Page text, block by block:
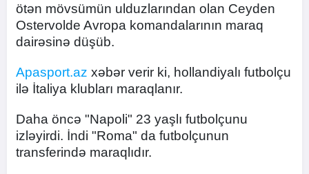
ötən mövsümün ulduzlarından olan Ceyden
Ostervolde Avropa komandalarının maraq
dairəsinə düşüb.
Apasport.az xəbər verir ki, hollandiyalı futbolçu
ilə İtaliya klubları maraqlanır.
Daha öncə "Napoli" 23 yaşlı futbolçunu
izləyirdi. İndi "Roma" da futbolçunun
transferində maraqlıdır.